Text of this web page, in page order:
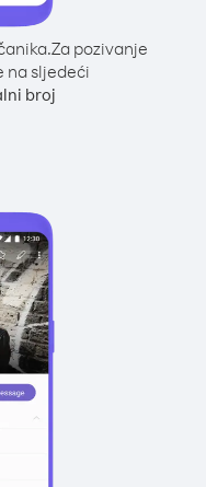
Za pozivanje
na sljedeći
broj